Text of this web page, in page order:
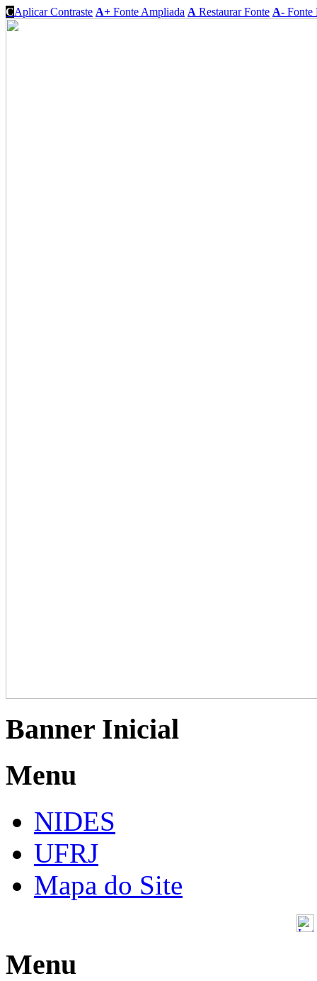
CAplicar Contraste A+ Fonte Ampliada A Restaurar Fonte A- Fonte
Banner Inicial
Menu
NIDES
UFRJ
Mapa do Site
Menu